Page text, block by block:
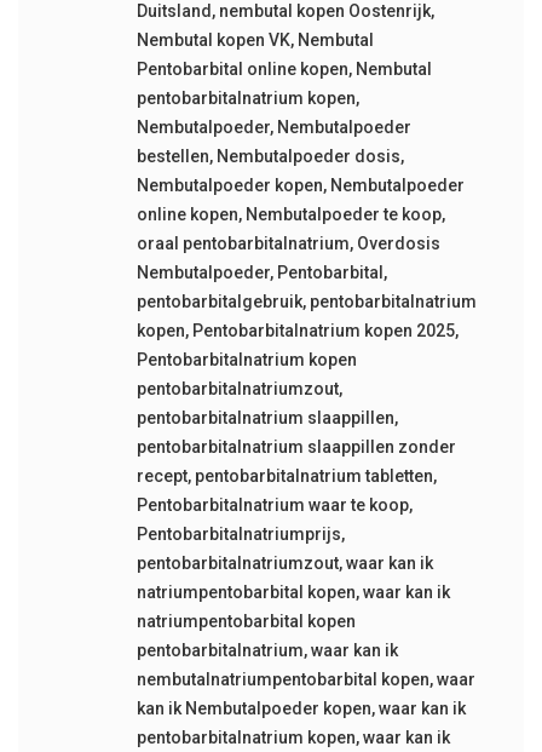
Duitsland , nembutal kopen Oostenrijk,
Nembutal kopen VK, Nembutal
Pentobarbital online kopen, Nembutal
pentobarbitalnatrium kopen,
Nembutalpoeder, Nembutalpoeder
bestellen, Nembutalpoeder dosis,
Nembutalpoeder kopen, Nembutalpoeder
online kopen, Nembutalpoeder te koop,
oraal pentobarbitalnatrium, Overdosis
Nembutalpoeder, Pentobarbital ,
pentobarbitalgebruik, pentobarbitalnatrium
kopen, Pentobarbitalnatrium kopen 2025,
Pentobarbitalnatrium kopen
pentobarbitalnatriumzout,
pentobarbitalnatrium slaappillen,
pentobarbitalnatrium slaappillen zonder
recept, pentobarbitalnatrium tabletten,
Pentobarbitalnatrium waar te koop,
Pentobarbitalnatriumprijs,
pentobarbitalnatriumzout,waar kan ik
natriumpentobarbital kopen,waar kan ik
natriumpentobarbital kopen
pentobarbitalnatrium,waar kan ik
nembutalnatriumpentobarbital kopen,waar
kan ik Nembutalpoeder kopen,waar kan ik
pentobarbitalnatrium kopen,waar kan ik